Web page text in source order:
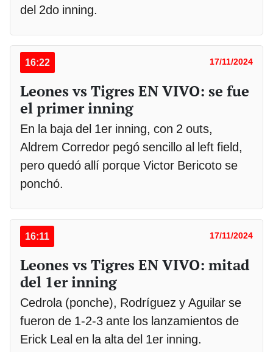
del 2do inning.
16:22 17/11/2024
Leones vs Tigres EN VIVO: se fue
el primer inning
En la baja del 1er inning, con 2 outs,
Aldrem Corredor pegó sencillo al left field,
pero quedó allí porque Victor Bericoto se
ponchó.
16:11 17/11/2024
Leones vs Tigres EN VIVO: mitad
del 1er inning
Cedrola (ponche), Rodríguez y Aguilar se
fueron de 1-2-3 ante los lanzamientos de
Erick Leal en la alta del 1er inning.